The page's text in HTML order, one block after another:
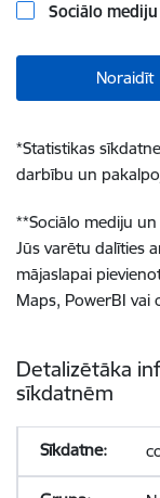
Sociālo
Noraidīt
*Statistikas
darbību un
**Sociālo mediju
Jūs varētu dalīties
mājaslapai
Maps, PowerBI vai
Detalizētāka
sīkdatnēm